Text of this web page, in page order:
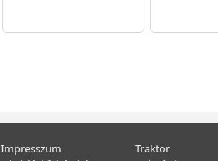
Impresszum
Traktor